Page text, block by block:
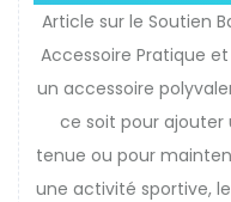
Article sur le Soutien
Accessoire Pratique
un accessoire
ce soit pour ajouter
tenue ou pour
une activité sportive,